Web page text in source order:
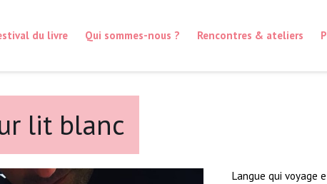
du livre Qui sommes-nous ? Rencontres & ateliers
lit blanc
Langue qui voyage